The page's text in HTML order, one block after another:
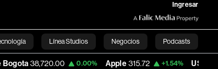
Ingresar
Línea Studios Negocios Podcasts
English0.00% Apple 315.72 +1.54% USD COP